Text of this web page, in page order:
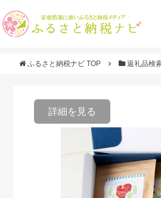
ふるさと納税ナビ TOP 返礼品検
詳細を見る